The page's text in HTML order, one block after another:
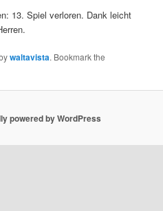
13. Spiel verloren. Dank leicht
waltavista. Bookmark the
powered by WordPress